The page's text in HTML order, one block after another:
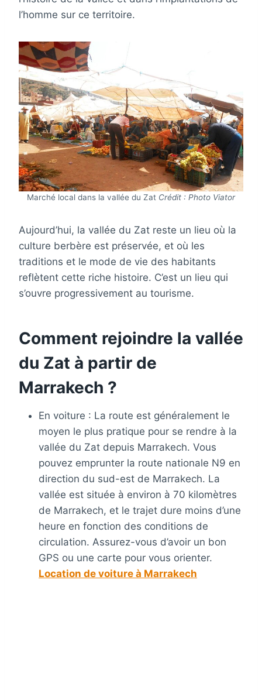
l’homme sur ce territoire.
Marché local dans la vallée du Zat Crédit : Photo Viator
Aujourd’hui, la vallée du Zat reste un lieu où la
culture berbère est préservée, et où les
traditions et le mode de vie des habitants
reflètent cette riche histoire. C’est un lieu qui
s’ouvre progressivement au tourisme.
Comment rejoindre la vallée
du Zat à partir de
Marrakech ?
En voiture : La route est généralement le
moyen le plus pratique pour se rendre à la
vallée du Zat depuis Marrakech. Vous
pouvez emprunter la route nationale N9 en
direction du sud-est de Marrakech. La
vallée est située à environ à 70 kilomètres
de Marrakech, et le trajet dure moins d’une
heure en fonction des conditions de
circulation. Assurez-vous d’avoir un bon
GPS ou une carte pour vous orienter.
Location de voiture à Marrakech